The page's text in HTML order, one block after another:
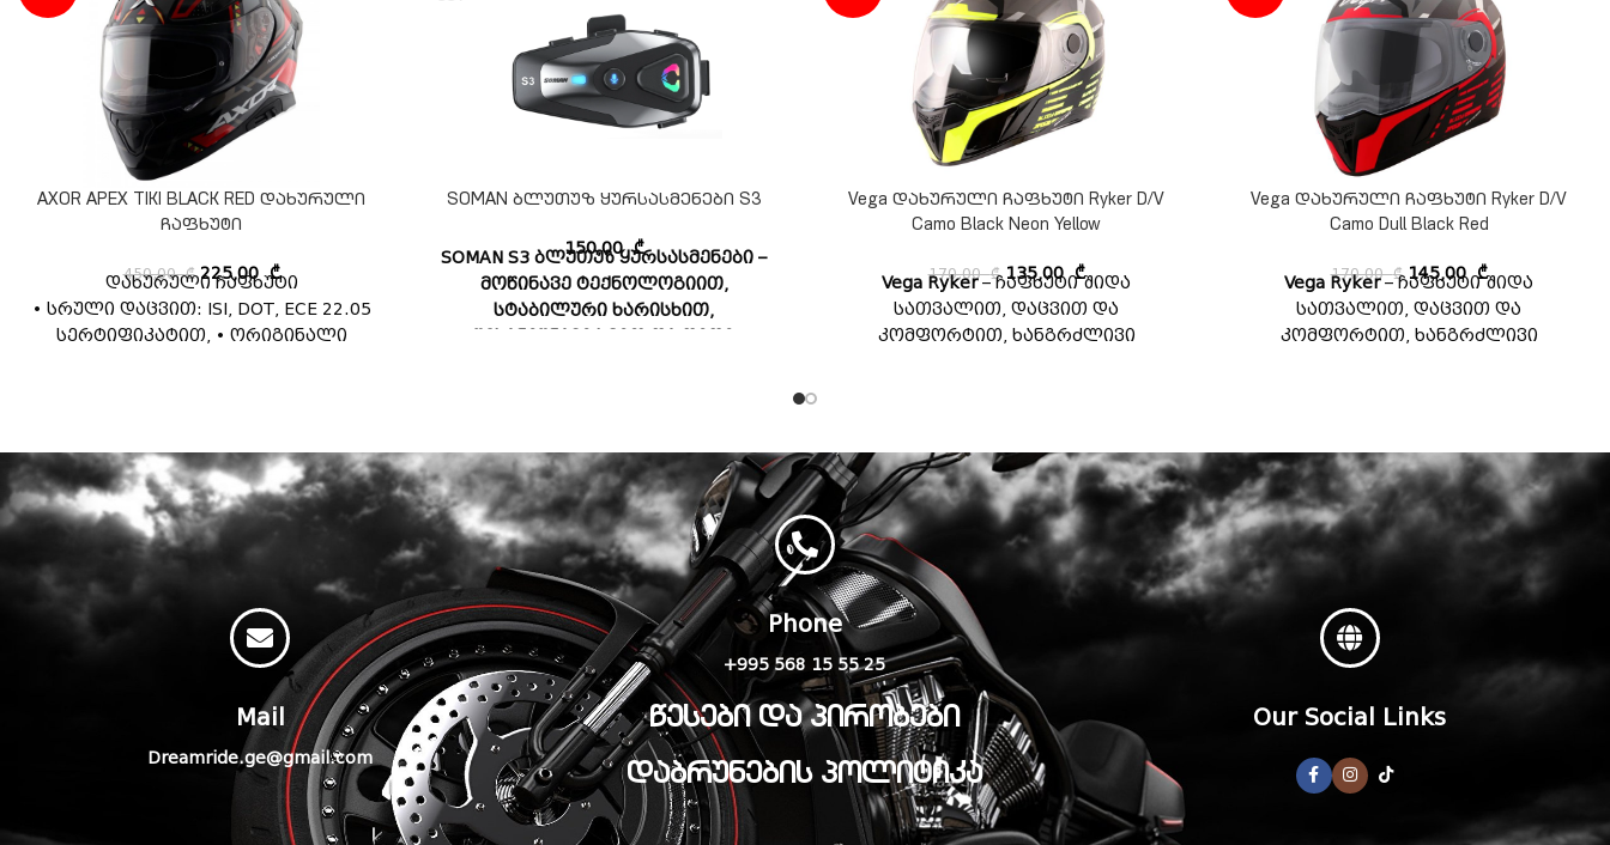
AXOR APEX TIKI BLACK RED დახურული
ჩაფხუტი
450,00₾ 225,00₾
დახურული ჩაფხუტი
• სრული დაცვით: ISI, DOT, ECE 22.05
სერტიფიკატით, • ორიგინალი
მოხსნადი და რეცხვადი შიდა
ბალიშებით • ცალკე
ხელმისაწვდომია ამავე მოდელის
შიდა ბალიშები, ვიზორები და
SOMAN ბლუთუზ ყურსასმენები S3
150,00₾
SOMAN S3 ბლუთუზ ყურსასმენები –
მოწინავე ტექნოლოგიით,
სტაბილური ხარისხით,
Vega დახურული ჩაფხუტი Ryker D/V
Camo Black Neon Yellow
170,00₾ 135,00₾
Vega Ryker– ჩაფხუტი შიდა
სათვალით, დაცვით და
კომფორტით, ხანგრძლივი
Vega დახურული ჩაფხუტი Ryker D/V
Camo Dull Black Red
170,00₾ 145,00₾
Vega Ryker– ჩაფხუტი შიდა
სათვალით, დაცვით და
კომფორტით, ხანგრძლივი
Mail
Dreamride.ge@gmail.com
Phone
+995 568 15 55 25
წესები და პირობები
დაბრუნების პოლიტიკა
Our Social Links